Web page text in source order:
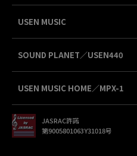
USEN MUSIC
SOUND PLANET／USEN440
USEN MUSIC HOME／MPX-1
JASRAC許諾
第9005801063Y31018号